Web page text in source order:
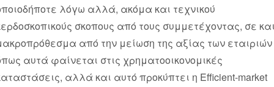
λόγω αλλά, ακόμα και τεχνικού
σκοπους από τους συμμετέχοντας, σε
από την μείωση της αξίας των εταιριών
αυτά φαίνεται στις χρηματοοικονομικές
αλλά και αυτό προκύπτει η Efficient-market